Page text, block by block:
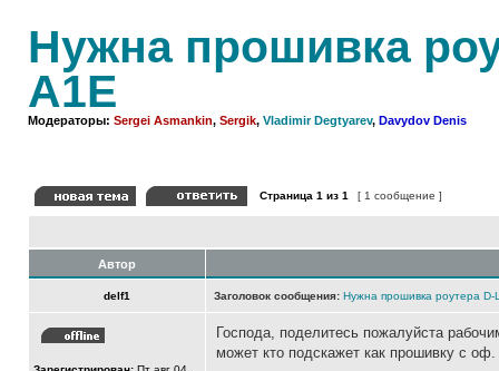
Нужна прошивка
A1E
Модераторы: Sergei Asmankin, Sergik, Vladimir Degtyarev, Davydov Denis
Страница 1 из 1 [ 1 сообщение ]
Автор
delf1 Заголовок сообщения: Нужна прошивка роутера D-
Господа, поделитесь пожалуйста
может кто подскажет как прошивку с